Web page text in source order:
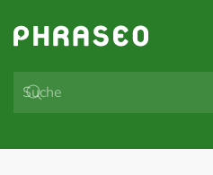
Zum Hauptinhalt springen